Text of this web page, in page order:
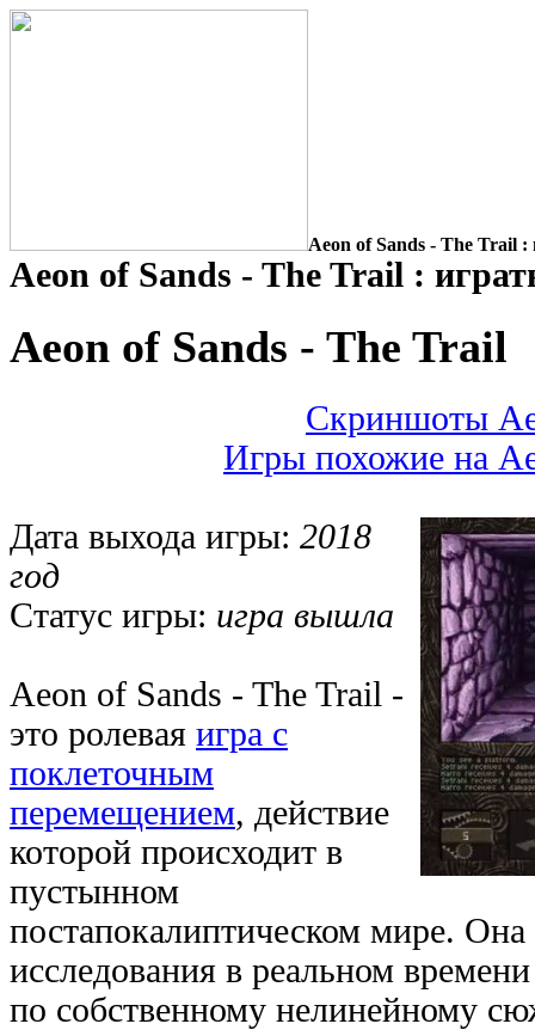
Aeon of Sands - The Trail :
Aeon of Sands - The Trail :
Aeon of Sands - The Trail
Скриншоты
Игры похожие на
Дата выхода игры: 2018
год
Статус игры: игра вышла
Aeon of Sands - The Trail -
это ролевая игра c
поклеточным
перемещением, действие
которой происходит в
пустынном
постапокалиптическом мире. Она
исследования в реальном
по собственному нелинейному